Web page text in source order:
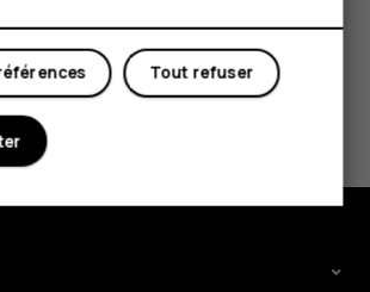
cela utile?
Tout refuser